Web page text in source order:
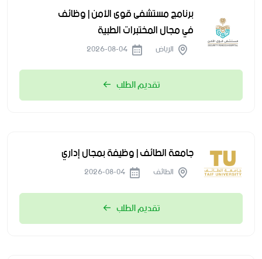
برنامج مستشفى قوى الأمن | وظائف
في مجال المختبرات الطبية
الرياض
تقديم الطلب
جامعة الطائف | وظيفة بمجال إداري
الطائف
تقديم الطلب